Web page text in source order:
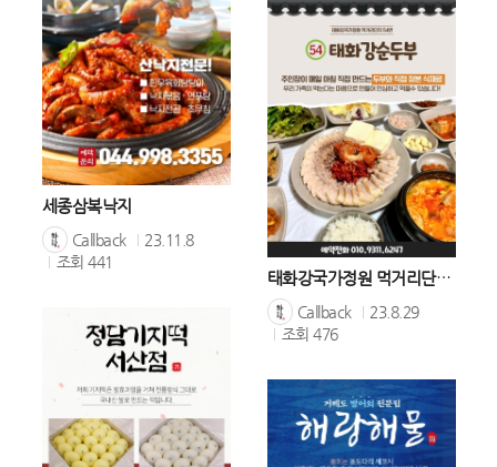
세종삼복낙지
Callback
23.11.8
조회441
태화강국가정원 먹거리단지 54번 태화강순두부
Callback
23.8.29
조회476